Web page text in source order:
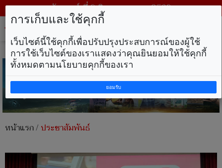
วันเสาร์ ที่ 8 สิงหาคม พ.ศ. 2569
หน้าแรก/ประชาสัมพันธ์
การเก็บและใช้คุกกี้
เว็บไซต์นี้ใช้คุกกี้เพื่อปรับปรุงประสบการณ์ของผู้ใช้
การใช้เว็บไซต์ของเราแสดงว่าคุณยินยอมให้ใช้คุกกี้
ทั้งหมดตามนโยบายคุกกี้ของเรา
ยอมรับ